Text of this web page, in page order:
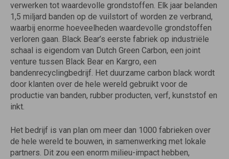
verwerken tot waardevolle grondstoffen. Elk jaar belanden
1,5 miljard banden op de vuilstort of worden ze verbrand,
waarbij enorme hoeveelheden waardevolle grondstoffen
verloren gaan. Black Bear’s eerste fabriek op industriële
schaal is eigendom van Dutch Green Carbon, een joint
venture tussen Black Bear en Kargro, een
bandenrecyclingbedrijf. Het duurzame carbon black wordt
door klanten over de hele wereld gebruikt voor de
productie van banden, rubber producten, verf, kunststof en
inkt.
Het bedrijf is van plan om meer dan 1000 fabrieken over
de hele wereld te bouwen, in samenwerking met lokale
partners. Dit zou een enorm milieu-impact hebben,